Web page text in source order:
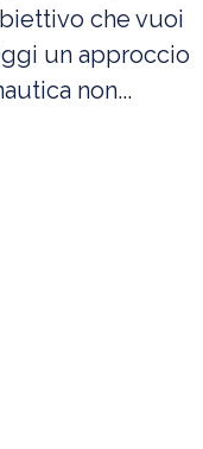
che vuoi
un approccio
non...